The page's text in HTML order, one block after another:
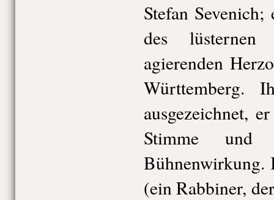
Stefan
des
agierenden
Württemberg.
ausgezeichnet,
Stimme
Bühnenwirkung.
(ein Rabbiner,